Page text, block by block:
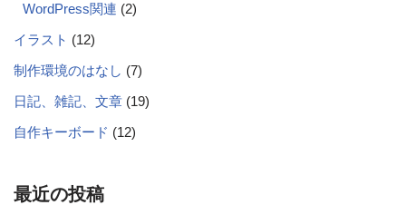
WordPress関連 (2)
イラスト (12)
制作環境のはなし (7)
日記、雑記、文章 (19)
自作キーボード (12)
最近の投稿